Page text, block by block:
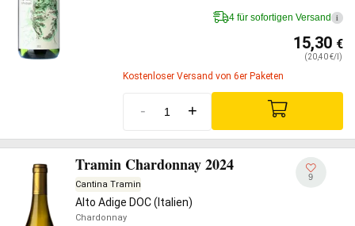
4 für sofortigen Versand i
15,30 €
(20,40 €/l)
Kostenloser Versand von 6er Paketen
- +
Tramin Chardonnay 2024
Cantina Tramin
Alto Adige DOC (Italien)
Chardonnay
9